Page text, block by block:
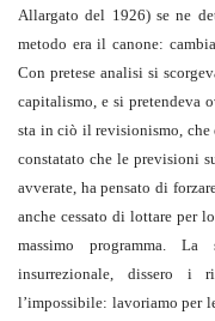
Allargato del 1926) se ne
metodo era il canone:
Con pretese analisi si
capitalismo, e si pretendeva
sta in ciò il revisionismo, che
constatato che le previsioni
avverate, ha pensato di
anche cessato di lottare per
massimo programma.
insurrezionale, dissero i
l’impossibile: lavoriamo per